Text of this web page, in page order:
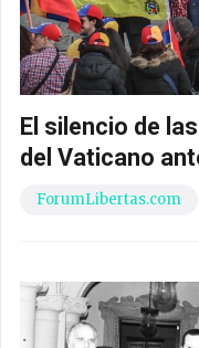
El silencio de
del Vaticano
ForumLibertas.com